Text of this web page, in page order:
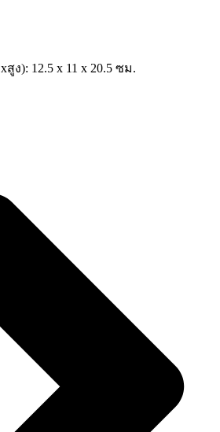
ง): 12.5 x 11 x 20.5 ซม.